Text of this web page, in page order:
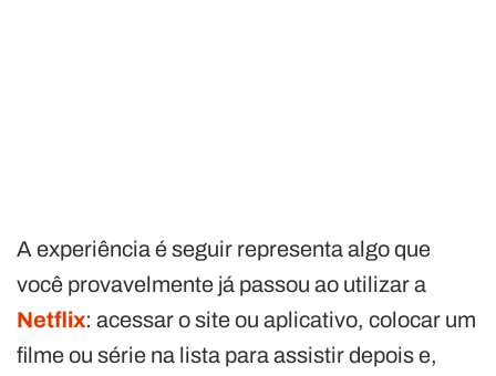
A experiência é seguir representa algo que
você provavelmente já passou ao utilizar a
Netflix: acessar o site ou aplicativo, colocar um
filme ou série na lista para assistir depois e,